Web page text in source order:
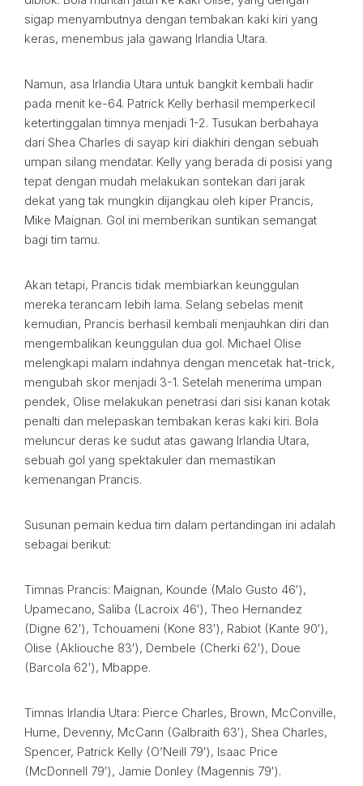
sigap menyambutnya dengan tembakan kaki kiri yang
keras, menembus jala gawang Irlandia Utara.
Namun, asa Irlandia Utara untuk bangkit kembali hadir
pada menit ke-64. Patrick Kelly berhasil memperkecil
ketertinggalan timnya menjadi 1-2. Tusukan berbahaya
dari Shea Charles di sayap kiri diakhiri dengan sebuah
umpan silang mendatar. Kelly yang berada di posisi yang
tepat dengan mudah melakukan sontekan dari jarak
dekat yang tak mungkin dijangkau oleh kiper Prancis,
Mike Maignan. Gol ini memberikan suntikan semangat
bagi tim tamu.
Akan tetapi, Prancis tidak membiarkan keunggulan
mereka terancam lebih lama. Selang sebelas menit
kemudian, Prancis berhasil kembali menjauhkan diri dan
mengembalikan keunggulan dua gol. Michael Olise
melengkapi malam indahnya dengan mencetak hat-trick,
mengubah skor menjadi 3-1. Setelah menerima umpan
pendek, Olise melakukan penetrasi dari sisi kanan kotak
penalti dan melepaskan tembakan keras kaki kiri. Bola
meluncur deras ke sudut atas gawang Irlandia Utara,
sebuah gol yang spektakuler dan memastikan
kemenangan Prancis.
Susunan pemain kedua tim dalam pertandingan ini adalah
sebagai berikut:
Timnas Prancis: Maignan, Kounde (Malo Gusto 46′),
Upamecano, Saliba (Lacroix 46′), Theo Hernandez
(Digne 62′), Tchouameni (Kone 83′), Rabiot (Kante 90′),
Olise (Akliouche 83′), Dembele (Cherki 62′), Doue
(Barcola 62′), Mbappe.
Timnas Irlandia Utara: Pierce Charles, Brown, McConville,
Hume, Devenny, McCann (Galbraith 63′), Shea Charles,
Spencer, Patrick Kelly (O’Neill 79′), Isaac Price
(McDonnell 79′), Jamie Donley (Magennis 79′).